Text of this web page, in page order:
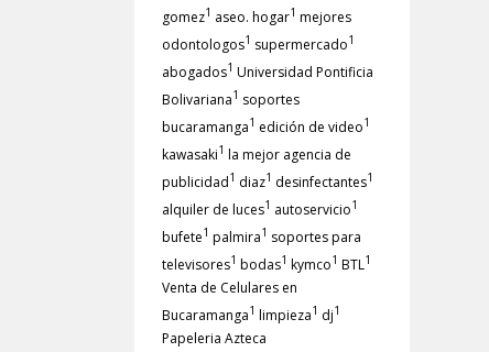
gomez1 aseo. hogar1 mejores
odontologos1 supermercado1
abogados1 Universidad Pontificia
Bolivariana1 soportes
bucaramanga1 edición de video1
kawasaki1 la mejor agencia de
publicidad1 diaz1 desinfectantes1
alquiler de luces1 autoservicio1
bufete1 palmira1 soportes para
televisores1 bodas1 kymco1 BTL1
Venta de Celulares en
Bucaramanga1 limpieza1 dj1
Papeleria Azteca